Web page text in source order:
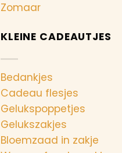
Zomaar
KLEINE CADEAUTJES
Bedankjes
Cadeau flesjes
Gelukspoppetjes
Gelukszakjes
Bloemzaad in zakje